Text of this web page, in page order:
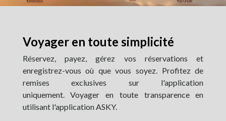
Voyager en toute simplicité
Réservez, payez, gérez vos réservations et
enregistrez-vous où que vous soyez. Profitez de
remises exclusives sur l'application
uniquement. Voyager en toute transparence en
utilisant l'application ASKY.